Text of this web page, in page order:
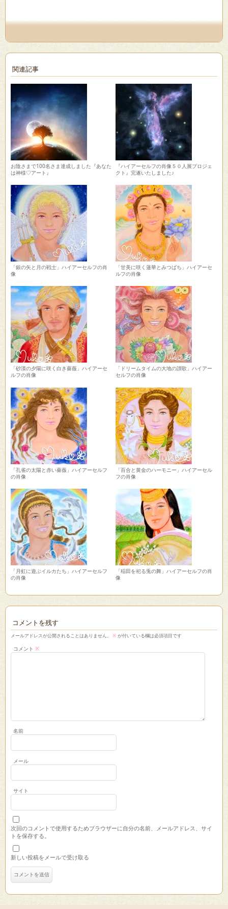
き
関連記事
お陰さまで100名さま達成しました『あなた
は神様♡アート』
『ハイアーセルフの肖像５０人展プロジェ
クト』完遂いたしました♪
「銀の矢と月の戦士」ハイアーセルフの肖
像
「甘美に咲く蓮華とみつばち」ハイアーセ
ルフの肖像
「砂漠の夕陽に咲く白き薔薇」ハイアーセ
ルフの肖像
「ドリームタイムの大地の讃歌」ハイアー
セルフの肖像
「孔雀の太陽と赤い薔薇」ハイアーセルフ
の肖像
「百合と黄金のハーモニー」ハイアーセル
フの肖像
「月虹に遊ぶイルカたち」ハイアーセルフ
の肖像
「稲田を祀る兎の舞」ハイアーセルフの肖
像
コメントを残す
メールアドレスが公開されることはありません。 ※ が付いている欄は必須項目です
コメント ※
名前
メール
サイト
次回のコメントで使用するためブラウザーに自分の名前、メールアドレス、サイ
トを保存する。
新しい投稿をメールで受け取る